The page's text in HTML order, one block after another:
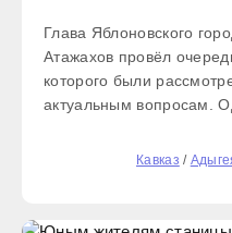
Глава Яблоновского
Атажахов провёл
которого были
актуальным вопросам.
Гагарина. Жители
Кавказ /